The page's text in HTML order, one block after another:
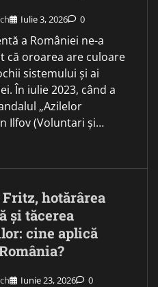
Iulie 3, 2026 0
a României ne-a
că oroarea are culoare
sistemului și ai
În iulie 2023, când a
„Azilelor
Ilfov (Voluntari și…
hotărârea
și tăcerea
cine aplică
Iunie 23, 2026 0